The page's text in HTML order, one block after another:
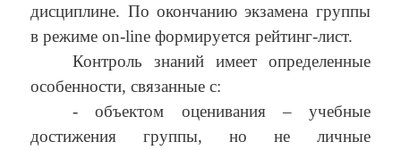
дисциплине. По окончанию экзамена группы
в режиме on-line формируется рейтинг-лист.
Контроль знаний имеет определенные
особенности, связанные с:
- объектом оценивания – учебные
достижения группы, но не личные